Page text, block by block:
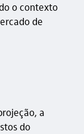
o contexto
de
a
do